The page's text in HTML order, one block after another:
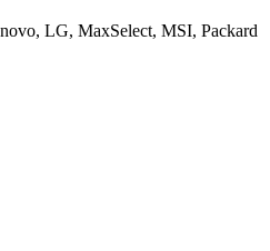
LG, MaxSelect, MSI, Packard